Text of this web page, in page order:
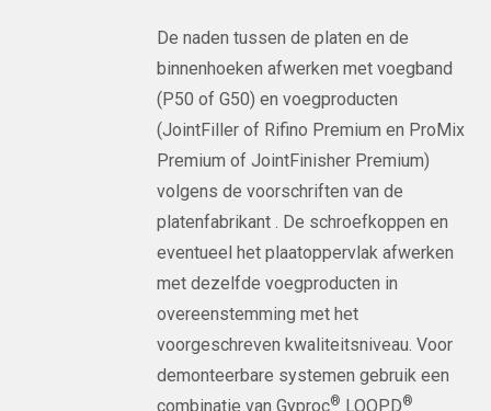
De naden tussen de platen en de
binnenhoeken afwerken met voegband
(P50 of G50) en voegproducten
(JointFiller of Rifino Premium en ProMix
Premium of JointFinisher Premium)
volgens de voorschriften van de
platenfabrikant . De schroefkoppen en
eventueel het plaatoppervlak afwerken
met dezelfde voegproducten in
overeenstemming met het
voorgeschreven kwaliteitsniveau. Voor
demonteerbare systemen gebruik een
combinatie van Gyproc® LOOPD®